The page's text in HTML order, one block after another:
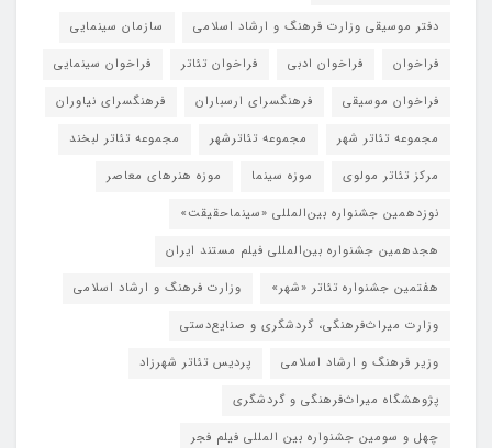
دفتر موسیقی وزارت فرهنگ و ارشاد اسلامی
سازمان سینمایی
فراخوان
فراخوان ادبی فراخوان تئاتر
فراخوان سینمایی
فراخوان موسیقی
فرهنگسرای ارسباران
فرهنگسرای نیاوران
مجموعه تئاتر شهر
مجموعه تئاترشهر
مجموعه تئاتر لبخند
مرکز تئاتر مولوی
موزه سینما
موزه هنرهای معاصر
نوزدهمین جشنواره بین‌المللی «سینماحقیقت»
هجدهمین جشنواره بین‌المللی فیلم مستند ایران
هفتمین جشنواره تئاتر «شهر»
وزارت فرهنگ و ارشاد اسلامی
وزارت میراث‌فرهنگی، گردشگری و صنایع‌دستی
وزیر فرهنگ و ارشاد اسلامی
پردیس تئاتر شهرزاد
پژوهشگاه میراث‌فرهنگی و گردشگری
چهل و سومین جشنواره بین المللی فیلم فجر